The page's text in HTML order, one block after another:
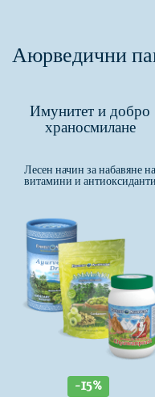
Аюрведични
Имунитет и добро
храносмилане
Лесен начин за набавяне на
витамини и антиоксиданти
-15%